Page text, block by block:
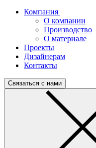
Компания
О компании
Производство
О материале
Проекты
Дизайнерам
Контакты
Связаться с нами